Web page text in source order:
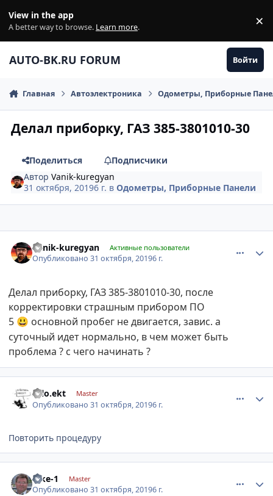
View in the app
A better way to browse. Learn more. ×
AUTO-BK.RU FORUM Войти
Главная Автоэлектроника Одометры, Приборные
Делал приборку, ГАЗ 385-3801010-30
Поделиться
Подписчики
АвторVanik-kuregyan
31 октября, 20196 г. вОдометры, Приборные Панели
Vanik-kuregyan Активные пользователи
Опубликовано31 октября, 20196 г.
Делал приборку, ГАЗ 385-3801010-30, после
корректировки страшным прибором ПО
5 😃 основной пробег не двигается, завис. а
суточный идет нормально, в чем может быть
проблема ? с чего начинать ?
salo.ekt Master
Опубликовано31 октября, 20196 г.
Повторить процедуру
nike-1 Master
Опубликовано31 октября, 20196 г.